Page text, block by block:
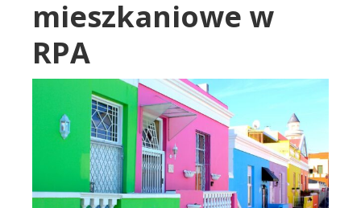
mieszkaniowe w
RPA